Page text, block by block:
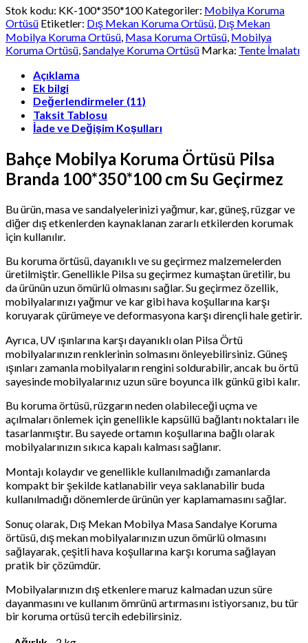
Branda
100*350*100
cm
Su
Geçirmez
adet
Stok kodu: KK-100*350*100 Kategoriler: Mobilya Koruma
Ortüsü Etiketler: Dış Mekan Koruma Ortüsü, Dış Mekan
Mobilya Koruma Ortüsü, Masa Koruma Ortüsü, Mobilya
Koruma Ortüsü,Sandalye Koruma Ortüsü Marka: Tente İmalatı
Açıklama
Ek bilgi
Değerlendirmeler (11)
Taksit Tablosu
İade ve Değişim Koşulları
Bahçe Mobilya Koruma Örtüsü Pilsa
Branda 100*350*100 cm Su Geçirmez
Bu ürün, masa ve sandalyelerinizi yağmur, kar, güneş, rüzgar ve
diğer dış etkenlerden kaynaklanan zararlı etkilerden korumak
için kullanılır.
Bu koruma örtüsü, dayanıklı ve su geçirmez malzemelerden
üretilmiştir. Genellikle Pilsa su geçirmez kumaştan üretilir, bu
da ürünün uzun ömürlü olmasını sağlar. Su geçirmez özellik,
mobilyalarınızı yağmur ve kar gibi hava koşullarına karşı
koruyarak çürümeye ve deformasyona karşı dirençli hale getirir.
Ayrıca, UV ışınlarına karşı dayanıklı olan Pilsa Örtü
mobilyalarınızın renklerinin solmasını önleyebilirsiniz. Güneş
ışınları zamanla mobilyaların rengini soldurabilir, ancak bu örtü
sayesinde mobilyalarınız uzun süre boyunca ilk günkü gibi kalır.
Bu koruma örtüsü, rüzgarın neden olabileceği uçma ve
açılmaları önlemek için genellikle kapsüllü bağlantı noktaları ile
tasarlanmıştır. Bu sayede ortamın koşullarına bağlı olarak
mobilyalarınızın sıkıca kapalı kalması sağlanır.
Montajı kolaydır ve genellikle kullanılmadığı zamanlarda
kompakt bir şekilde katlanabilir veya saklanabilir buda
kullanılmadığı dönemlerde ürünün yer kaplamamasını sağlar.
Sonuç olarak, Dış Mekan Mobilya Masa Sandalye Koruma
örtüsü, dış mekan mobilyalarınızın uzun ömürlü olmasını
sağlayarak, çeşitli hava koşullarına karşı koruma sağlayan
pratik bir çözümdür.
Mobilyalarınızın dış etkenlere maruz kalmadan uzun süre
dayanmasını ve kullanım ömrünü artırmasını istiyorsanız, bu tür
bir koruma ortüsü tercih edebilirsiniz.